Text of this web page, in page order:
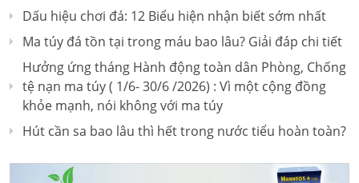
Dấu hiệu chơi đá: 12 Biểu hiện nhận biết sớm nhất
Ma túy đá tồn tại trong máu bao lâu? Giải đáp chi tiết
Hưởng ứng tháng Hành động toàn dân Phòng, Chống
tệ nạn ma túy ( 1/6- 30/6 /2026) : Vì một cộng đồng
khỏe mạnh, nói không với ma túy
Hút cần sa bao lâu thì hết trong nước tiểu hoàn toàn?